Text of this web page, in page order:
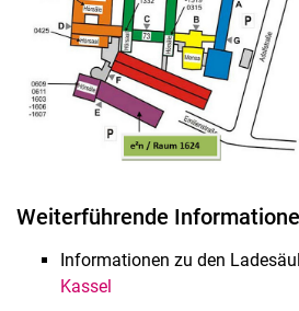
Weiterführende
Informationen zu den
Kassel